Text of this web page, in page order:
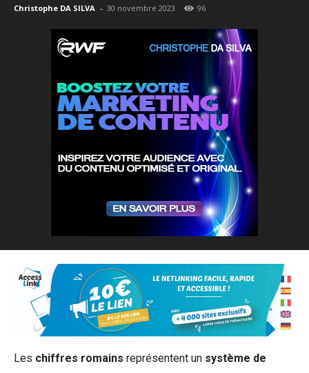
Christophe DA SILVA - 30 novembre 2023 96
Les chiffres romains représentent un système de